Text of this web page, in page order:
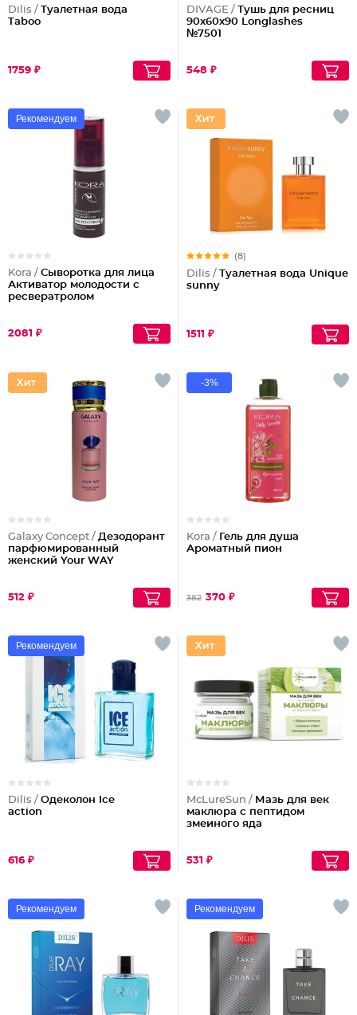
Dilis / Туалетная вода
Taboo
1759 ₽
DIVAGE / Тушь для ресниц
90x60x90 Longlashes
№7501
548 ₽
Рекомендуем
Kora / Сыворотка для лица
Активатор молодости с
ресвератролом
2081 ₽
(8)
Dilis / Туалетная вода Unique
sunny
1511 ₽
Galaxy Concept / Дезодорант
парфюмированный
женский Your WAY
512 ₽
-3%
Kora / Гель для душа
Ароматный пион
382 370 ₽
Рекомендуем
Dilis / Одеколон Ice
action
616 ₽
McLureSun / Мазь для век
маклюра с пептидом
змеиного яда
531 ₽
Рекомендуем Рекомендуем